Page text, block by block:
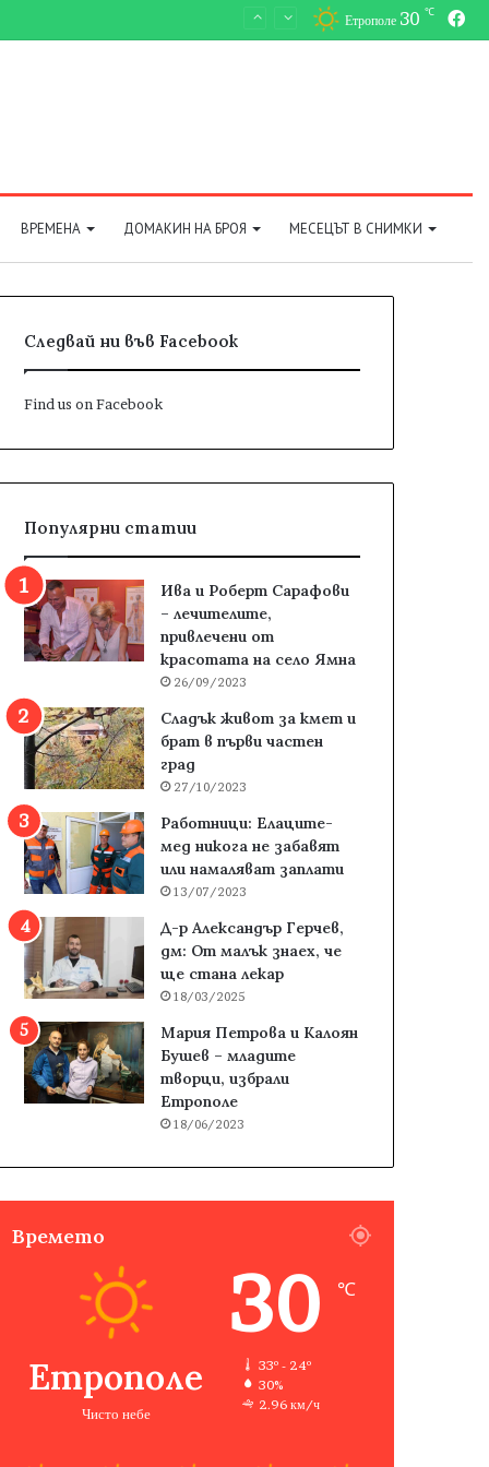
Етрополе 30 ℃
ВРЕМЕНА ДОМАКИН НА БРОЯ МЕСЕЦЪТ В СНИМКИ
Следвай ни във Facebook
Find us on Facebook
Популярни статии
Ива и Роберт Сарафови
– лечителите,
привлечени от
красотата на село Ямна
26/09/2023
Сладък живот за кмет и
брат в първи частен
град
27/10/2023
Работници: Елаците-
мед никога не забавят
или намаляват заплати
13/07/2023
Д-р Александър Герчев,
дм: От малък знаех, че
ще стана лекар
18/03/2025
Мария Петрова и Калоян
Бушев – младите
творци, избрали
Етрополе
18/06/2023
Времето
Етрополе
Чисто небе
30 ℃
33º - 24º
30%
2.96 км/ч